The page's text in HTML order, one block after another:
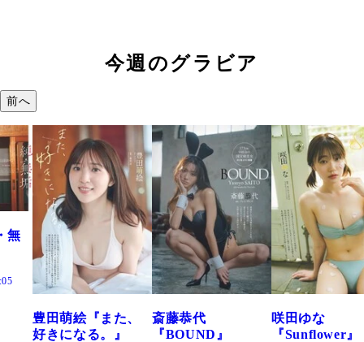
今週のグラビア
前へ
斎藤恭代
『BOUND』
咲田ゆな
『Sunflower』
藤水咲桜『花
だまり』